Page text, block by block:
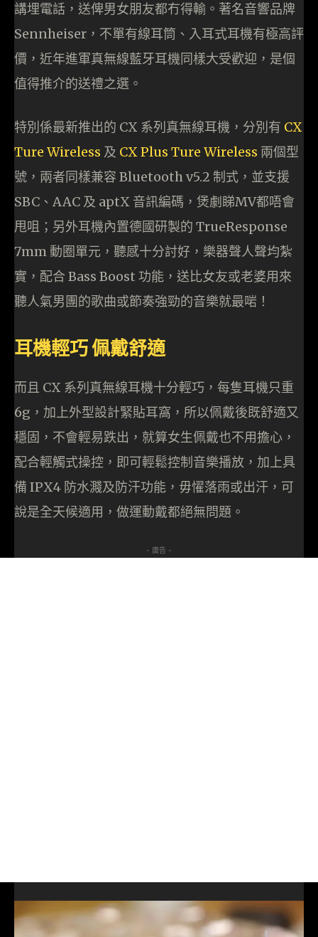
講埋電話，送俾男女朋友都冇得輸。著名音響品牌
Sennheiser，不單有線耳筒、入耳式耳機有極高評
價，近年進軍真無線藍牙耳機同樣大受歡迎，是個
值得推介的送禮之選。
特別係最新推出的 CX 系列真無線耳機，分別有 CX
Ture Wireless 及 CX Plus Ture Wireless 兩個型
號，兩者同樣兼容 Bluetooth v5.2 制式，並支援
SBC、AAC 及 aptX 音訊編碼，煲劇睇MV都唔會
甩咀；另外耳機內置德國研製的 TrueResponse
7mm 動圈單元，聽感十分討好，樂器聲人聲均紮
實，配合 Bass Boost 功能，送比女友或老婆用來
聽人氣男團的歌曲或節奏強勁的音樂就最啱！
耳機輕巧 佩戴舒適
而且 CX 系列真無線耳機十分輕巧，每隻耳機只重
6g，加上外型設計緊貼耳窩，所以佩戴後既舒適又
穩固，不會輕易跌出，就算女生佩戴也不用擔心，
配合輕觸式操控，即可輕鬆控制音樂播放，加上具
備 IPX4 防水濺及防汗功能，毋𢣷落雨或出汗，可
說是全天候適用，做運動戴都絕無問題。
- 廣告 -